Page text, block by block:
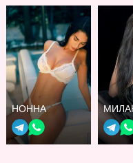
НОННА